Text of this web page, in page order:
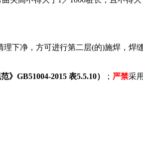
下净，方可进行第二层(的)施焊，焊
GB51004-2015 表5.5.10） ； 严禁采